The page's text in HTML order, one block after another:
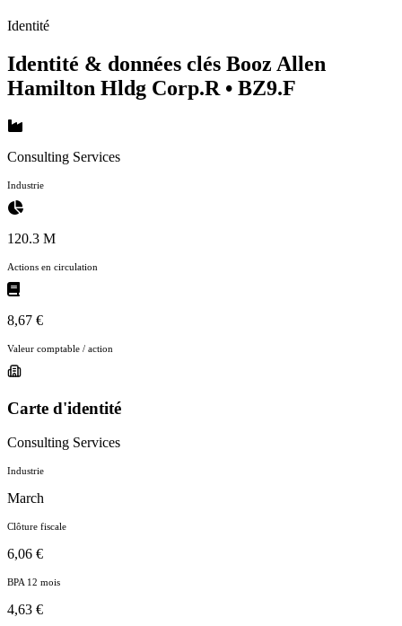
Identité
Identité & données clés Booz Allen
Hamilton Hldg Corp.R • BZ9.F
Consulting Services
Industrie
120.3 M
Actions en circulation
8,67 €
Valeur comptable / action
Carte d'identité
Consulting Services
Industrie
March
Clôture fiscale
6,06 €
BPA 12 mois
4,63 €